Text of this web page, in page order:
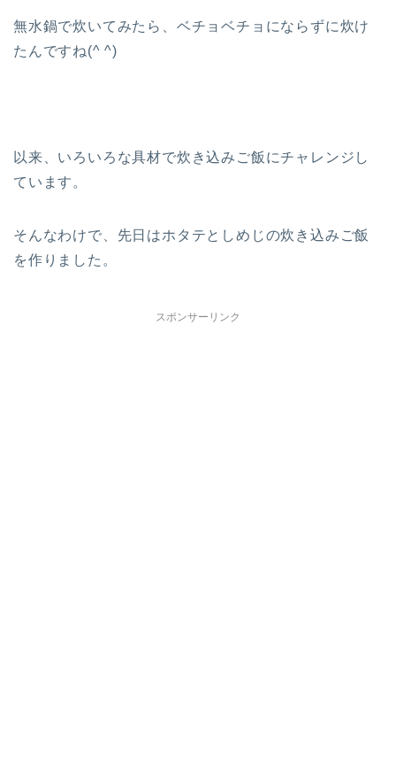
無水鍋で炊いてみたら、ベチョベチョにならずに炊け
たんですね(^ ^)
以来、いろいろな具材で炊き込みご飯にチャレンジし
ています。
そんなわけで、先日はホタテとしめじの炊き込みご飯
を作りました。
スポンサーリンク